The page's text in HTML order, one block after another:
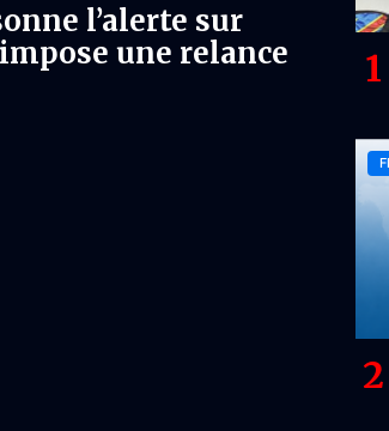
l’alerte sur
une relance